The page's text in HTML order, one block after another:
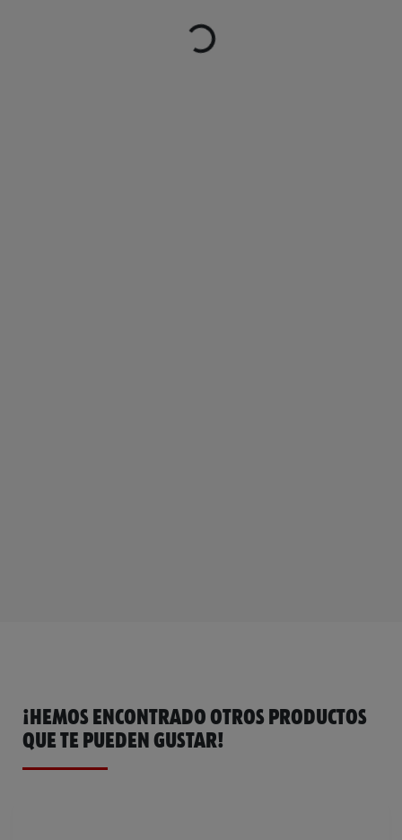
¡HEMOS ENCONTRADO OTROS PRODUCTOS
QUE TE PUEDEN GUSTAR!